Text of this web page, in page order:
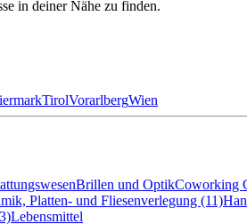
in deiner Nähe zu finden.
TirolVorarlbergWien
Brillen und OptikCoworking
Platten- und Fliesenverlegung (11)
Lebensmittel